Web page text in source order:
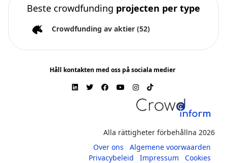
Beste crowdfunding projecten per type
Crowdfunding av aktier (52)
Håll kontakten med oss på sociala medier
Alla rättigheter förbehållna 2026
Over ons
Algemene voorwaarden
Privacybeleid
Impressum Cookies